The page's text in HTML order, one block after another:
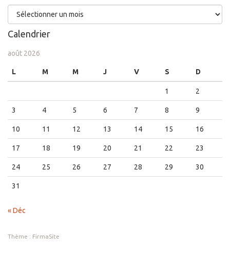
Archives
Calendrier
août 2026
L M M J V S D
1 2
3 4 5 6 7 8 9
10 11 12 13 14 15 16
17 18 19 20 21 22 23
24 25 26 27 28 29 30
31
« Déc
Thème : FirmaSite